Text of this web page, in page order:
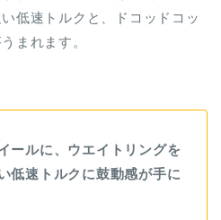
低速トルクと、ドコッドコッ
まれます。
ールに、ウエイトリングを
低速トルクに鼓動感が手に